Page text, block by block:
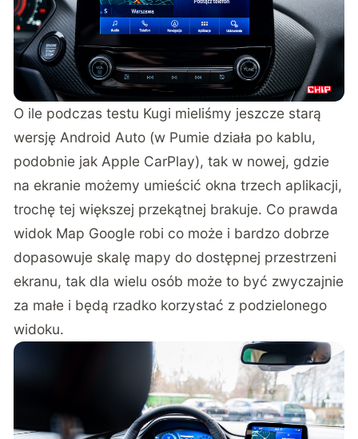
O ile podczas testu Kugi mieliśmy jeszcze starą
wersję Android Auto (w Pumie działa po kablu,
podobnie jak Apple CarPlay), tak w nowej, gdzie
na ekranie możemy umieścić okna trzech aplikacji,
trochę tej większej przekątnej brakuje. Co prawda
widok Map Google robi co może i bardzo dobrze
dopasowuje skalę mapy do dostępnej przestrzeni
ekranu, tak dla wielu osób może to być zwyczajnie
za małe i będą rzadko korzystać z podzielonego
widoku.